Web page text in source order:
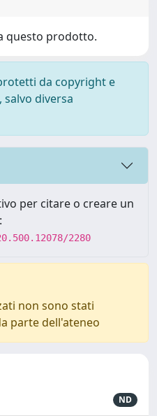
questo prodotto.
da copyright e
diversa
per citare o creare un
2280
non sono stati
parte dell'ateneo
ND